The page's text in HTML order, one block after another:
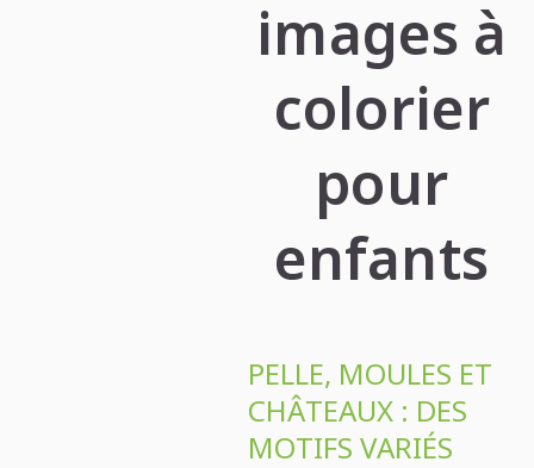
images à
colorier
pour
enfants
PELLE, MOULES ET
CHÂTEAUX : DES
MOTIFS VARIÉS